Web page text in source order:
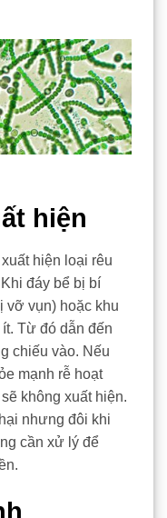
hiện
hiện loại rêu
đáy bể bị bí
vỡ vụn) hoặc khu
Từ đó dẫn đến
chiếu vào. Nếu
mạnh rễ hoạt
không xuất hiện.
nhưng đôi khi
cần xử lý để